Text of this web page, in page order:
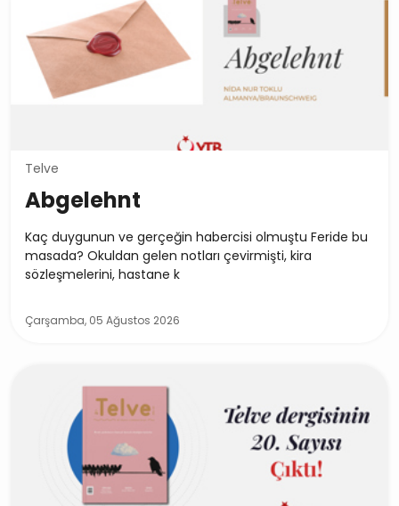
Telve
Abgelehnt
Kaç duygunun ve gerçeğin habercisi olmuştu Feride bu
masada? Okuldan gelen notları çevirmişti, kira
sözleşmelerini, hastane k
Çarşamba, 05 Ağustos 2026